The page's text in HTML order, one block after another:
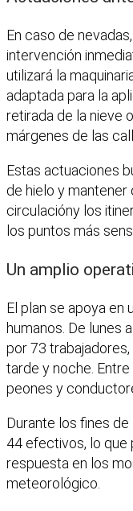
En caso de
intervención
utilizará la
adaptada para la
retirada de la nieve
márgenes de las
Estas actuaciones
de hielo y
circulacióny los
los puntos más
Un amplio
El plan se apoya en
humanos. De lunes
por 73
tarde y noche.
peones y
Durante los fines
44 efectivos, lo que
respuesta en los
meteorológico.